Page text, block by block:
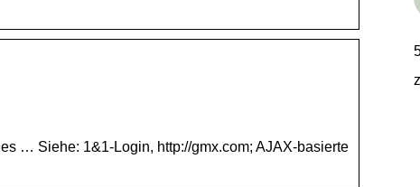
… Siehe: 1&1-Login, http://gmx.com; AJAX-basierte